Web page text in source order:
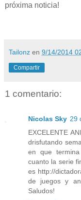
próxima noticia!
Tailonz en 9/14/2014
Compartir
1 comentario:
Nicolas Sky 29
EXCELENTE
drisfutando
en que
cuanto la serie
es http://
de juegos y
Saludos!